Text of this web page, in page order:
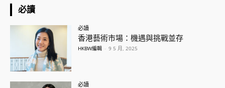
必讀
必讀
香港藝術市場：機遇與挑戰並存
HKBW編輯 - 9 5 月, 2025
必讀